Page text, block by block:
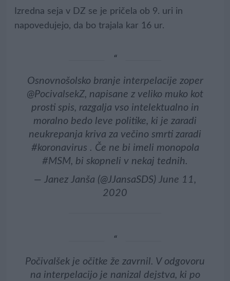
Izredna seja v DZ se je pričela ob 9. uri in
napovedujejo, da bo trajala kar 16 ur.
Osnovnošolsko branje interpelacije zoper
@PocivalsekZ, napisane z veliko muko kot
prosti spis, razgalja vso intelektualno in
moralno bedo leve politike, ki je zaradi
neukrepanja kriva za večino smrti zaradi
#koronavirus . Če ne bi imeli monopola
#MSM, bi skopneli v nekaj tednih.
— Janez Janša (@JJansaSDS) June 11,
2020
Počivalšek je očitke že zavrnil. V odgovoru
na interpelacijo je nanizal dejstva, ki po